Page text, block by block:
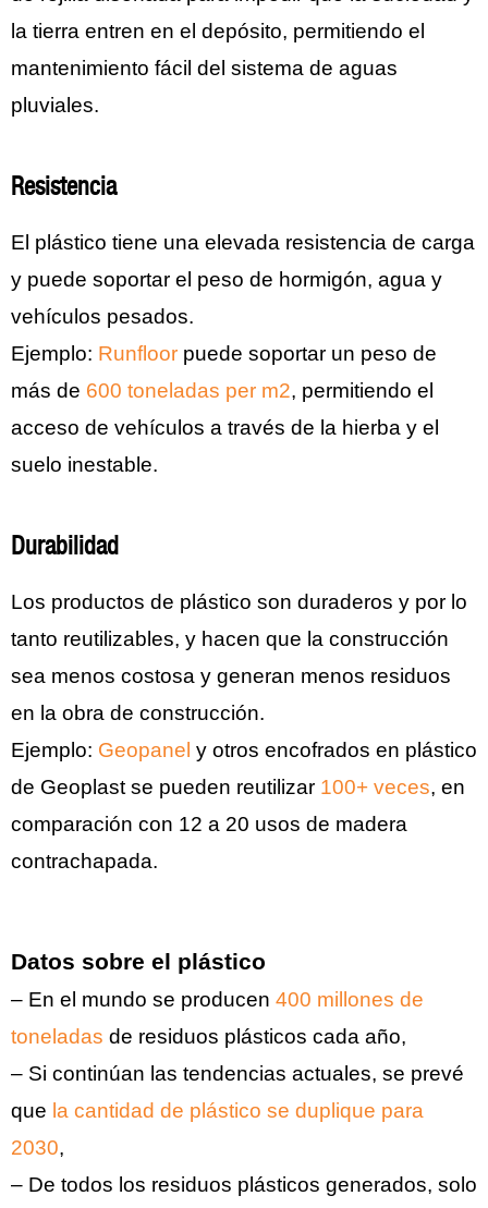
la tierra entren en el depósito, permitiendo el
mantenimiento fácil del sistema de aguas
pluviales.
Resistencia
El plástico tiene una elevada resistencia de carga
y puede soportar el peso de hormigón, agua y
vehículos pesados.
Ejemplo: Runfloor puede soportar un peso de
más de 600 toneladas per m2, permitiendo el
acceso de vehículos a través de la hierba y el
suelo inestable.
Durabilidad
Los productos de plástico son duraderos y por lo
tanto reutilizables, y hacen que la construcción
sea menos costosa y generan menos residuos
en la obra de construcción.
Ejemplo: Geopanel y otros encofrados en plástico
de Geoplast se pueden reutilizar 100+ veces, en
comparación con 12 a 20 usos de madera
contrachapada.
Datos sobre el plástico
– En el mundo se producen 400 millones de
toneladas de residuos plásticos cada año,
– Si continúan las tendencias actuales, se prevé
que la cantidad de plástico se duplique para
2030,
– De todos los residuos plásticos generados, solo